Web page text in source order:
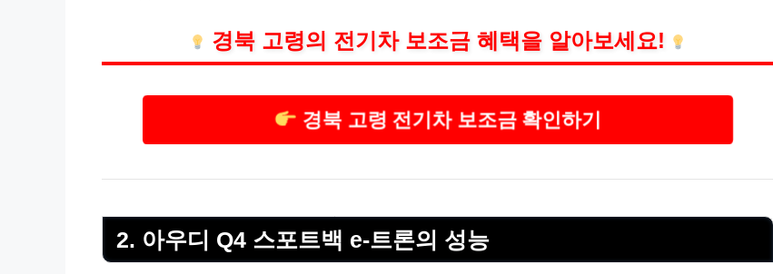
경북 고령의 전기차 보조금 혜택을 알아보세요!
경북 고령 전기차 보조금 확인하기
2. 아우디 Q4 스포트백 e-트론의 성능